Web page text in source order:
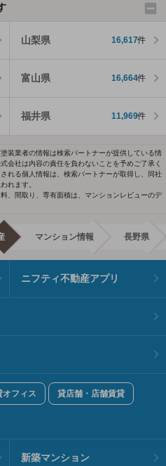
山梨県 16,617件
富山県 16,664件
福井県 11,969件
装業者の情報は検索パートナーが提供している情
会社は内容の責任を負わないことを予めご了承く
れる個人情報は、検索パートナーが取得し、同社
れます。
、間取り、専有面積は、マンションレビューのデ
マンション情報 長野県
ニフティ不動産アプリ
オフィス 貸店舗・店舗賃貸
新築マンション